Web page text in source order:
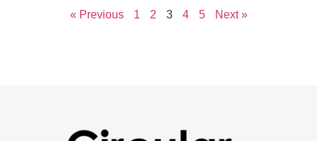
« Previous 1 2 3 4 5 Next »